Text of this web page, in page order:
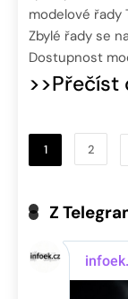
modelové řady
Zbylé řady se
Dostupnost
>>Přečíst
1 2
Z